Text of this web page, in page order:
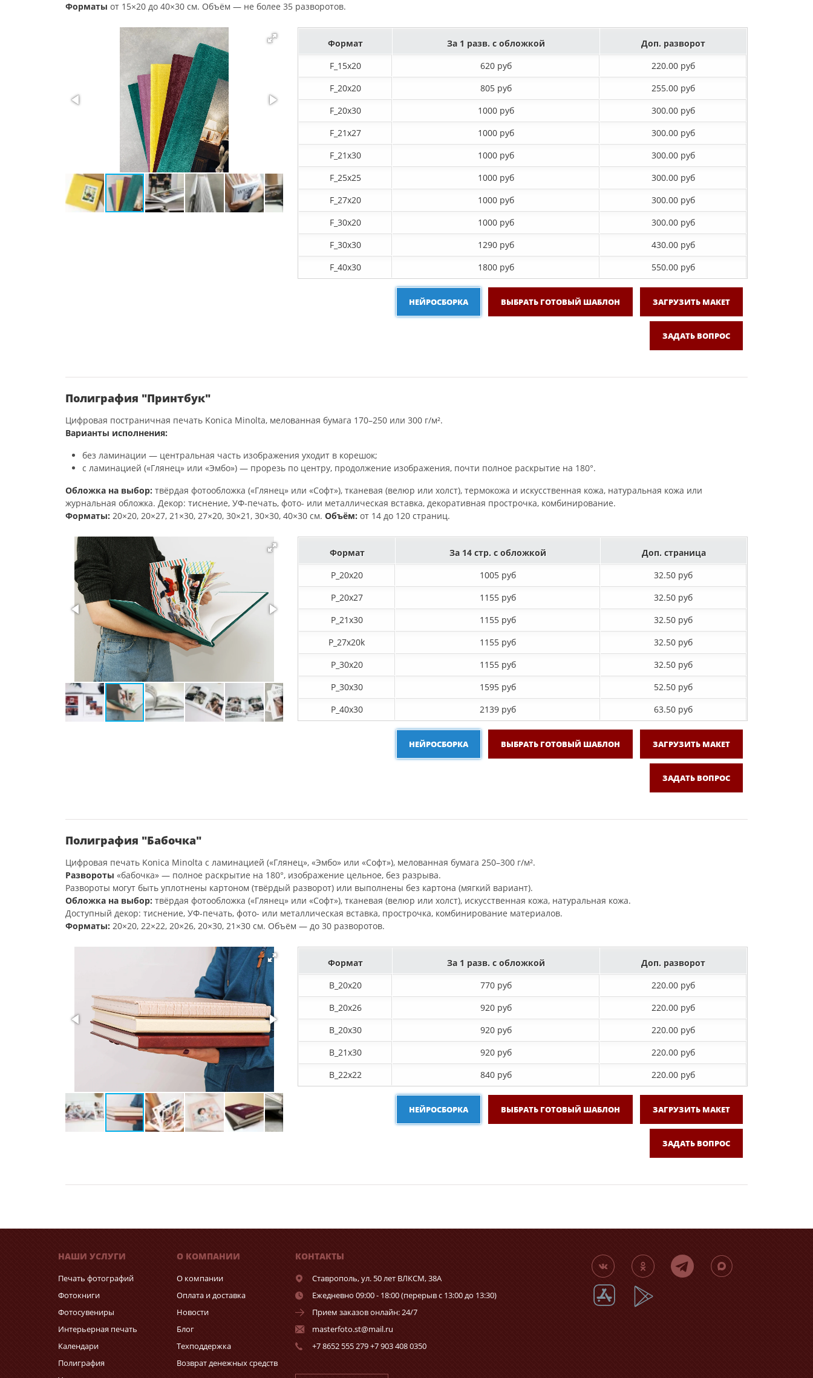
Форматы от 15×20 до 40×30 см. Объём — не более 35 разворотов.
Формат За 1 разв. с обложкой
Доп. разворот
F_15х20
620 руб
220.00 руб
F_20х20
805 руб
255.00 руб
F_20х30
1000 руб
300.00 руб
F_21х27
1000 руб
300.00 руб
F_21х30
1000 руб
300.00 руб
F_25х25
1000 руб
300.00 руб
F_27x20
1000 руб
300.00 руб
F_30х20
1000 руб
300.00 руб
F_30х30
1290 руб
430.00 руб
F_40x30
1800 руб 550.00 руб
НЕЙРОСБОРКА ВЫБРАТЬ ГОТОВЫЙ ШАБЛОН ЗАГРУЗИТЬ МАКЕТ
ЗАДАТЬ ВОПРОС
Полиграфия "Принтбук"
Цифровая постраничная печать Konica Minolta, мелованная бумага 170–250 или 300 г/м².
Варианты исполнения:
без ламинации — центральная часть изображения уходит в корешок;
с ламинацией («Глянец» или «Эмбо») — прорезь по центру, продолжение изображения, почти полное раскрытие на 180°.
Обложка на выбор: твёрдая фотообложка («Глянец» или «Софт»), тканевая (велюр или холст), термокожа и искусственная кожа, натуральная кожа или
журнальная обложка. Декор: тиснение, УФ-печать, фото- или металлическая вставка, декоративная прострочка, комбинирование.
Форматы: 20×20, 20×27, 21×30, 27×20, 30×21, 30×30, 40×30 см. Объём: от 14 до 120 страниц.
Формат За 14 стр. с обложкой
Доп. страница
P_20х20
1005 руб
32.50 руб
P_20х27
1155 руб
32.50 руб
P_21х30
1155 руб
32.50 руб
P_27х20k
1155 руб
32.50 руб
P_30х20
1155 руб
32.50 руб
P_30х30
1595 руб
52.50 руб
P_40х30
2139 руб 63.50 руб
НЕЙРОСБОРКА ВЫБРАТЬ ГОТОВЫЙ ШАБЛОН ЗАГРУЗИТЬ МАКЕТ
ЗАДАТЬ ВОПРОС
Полиграфия "Бабочка"
Цифровая печать Konica Minolta с ламинацией («Глянец», «Эмбо» или «Софт»), мелованная бумага 250–300 г/м².
Развороты «бабочка» — полное раскрытие на 180°, изображение цельное, без разрыва.
Развороты могут быть уплотнены картоном (твёрдый разворот) или выполнены без картона (мягкий вариант).
Обложка на выбор: твёрдая фотообложка («Глянец» или «Софт»), тканевая (велюр или холст), искусственная кожа, натуральная кожа.
Доступный декор: тиснение, УФ-печать, фото- или металлическая вставка, прострочка, комбинирование материалов.
Форматы: 20×20, 22×22, 20×26, 20×30, 21×30 см. Объём — до 30 разворотов.
Формат За 1 разв. с обложкой
Доп. разворот
B_20х20
770 руб
220.00 руб
B_20х26
920 руб
220.00 руб
B_20х30
920 руб
220.00 руб
B_21х30
920 руб
220.00 руб
B_22х22
840 руб 220.00 руб
НЕЙРОСБОРКА ВЫБРАТЬ ГОТОВЫЙ ШАБЛОН ЗАГРУЗИТЬ МАКЕТ
ЗАДАТЬ ВОПРОС
НАШИ УСЛУГИ
Печать фотографий
Фотокниги
Фотосувениры
Интерьерная печать
Календари
Полиграфия
О КОМПАНИИ
О компании
Оплата и доставка
Новости
Блог
Техподдержка
Возврат денежных средств
КОНТАКТЫ
Ставрополь,ул. 50 лет ВЛКСМ, 38А
Ежедневно 09:00 - 18:00 (перерыв с 13:00 до 13:30)
Прием заказов онлайн: 24/7
masterfoto.st@mail.ru
+7 8652 555 279 +7 903 408 0350